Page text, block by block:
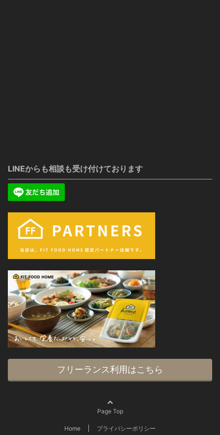
LINEからも相談も受け付けております
フリーランス利用はこちら
Page Top
Home プライバシーポリシー